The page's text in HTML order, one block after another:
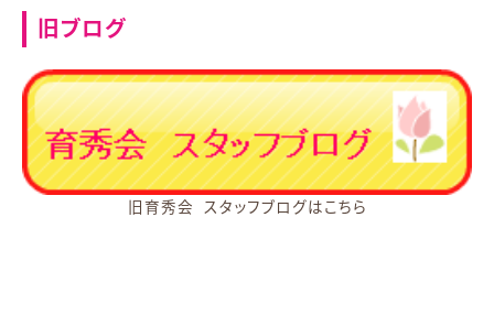
旧ブログ
旧育秀会 スタッフブログはこちら